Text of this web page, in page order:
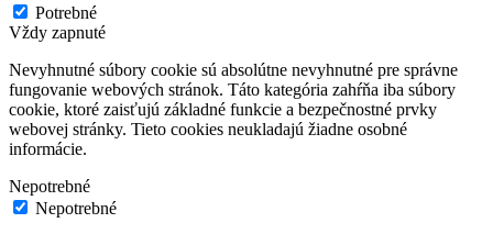
Potrebné
Vždy zapnuté
Nevyhnutné súbory cookie sú absolútne nevyhnutné pre správne
fungovanie webových stránok. Táto kategória zahŕňa iba súbory
cookie, ktoré zaisťujú základné funkcie a bezpečnostné prvky
webovej stránky. Tieto cookies neukladajú žiadne osobné
informácie.
Nepotrebné
Nepotrebné